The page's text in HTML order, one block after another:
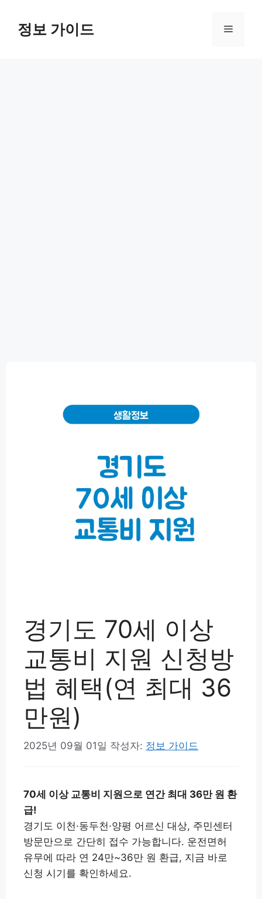
정보 가이드 메
경기도 70세 이상
교통비 지원 신청방
법 혜택(연 최대 36
만원)
2025년 09월 01일 작성자: 정보 가이드
70세 이상 교통비 지원으로 연간 최대 36만 원 환
급!
경기도 이천·동두천·양평 어르신 대상, 주민센터
방문만으로 간단히 접수 가능합니다. 운전면허
유무에 따라 연 24만~36만 원 환급, 지금 바로
신청 시기를 확인하세요.